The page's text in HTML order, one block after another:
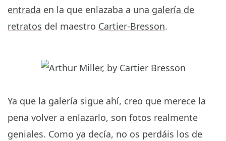
entrada en la que enlazaba a una galería de
retratos del maestro Cartier-Bresson.
Ya que la galería sigue ahí, creo que merece la
pena volver a enlazarlo, son fotos realmente
geniales. Como ya decía, no os perdáis los de